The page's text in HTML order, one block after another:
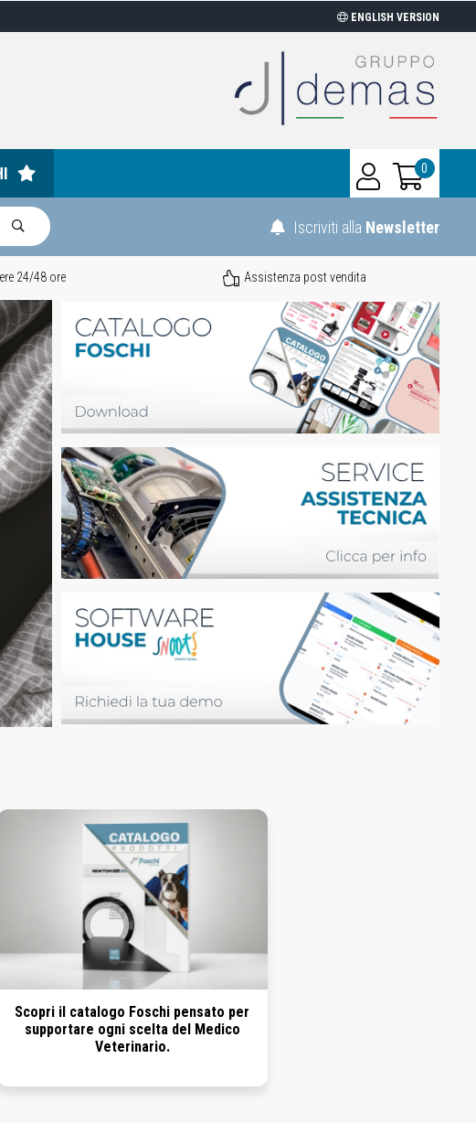
ENGLISH VERSION
0
Iscriviti alla Newsletter
24/48 ore Assistenza post vendita
Scopri il catalogo Foschi pensato per
supportare ogni scelta del Medico
Veterinario.